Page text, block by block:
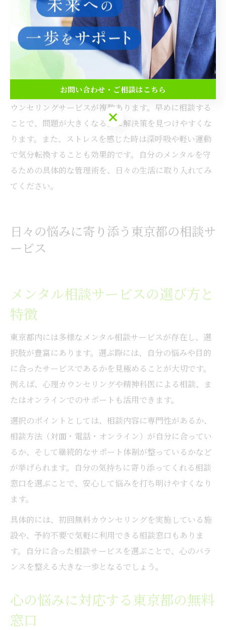
ストレスをため込まないためには、日々のメンタル管理
が欠かせません。まずは、自分のストレス発生源を知る
ことが大切です。例えば、仕事のプレッシャーや人間関
係で悩みを抱えやすい場合は、信頼できる相談相手やカ
ウンセリング窓口を活用しましょう。
東京都には無料の相談窓口やオンラインで利用できるカ
ウンセリングサービスが複数あります。早めに相談する
ことで、問題が大きくなる前に解決策を見つけやすくな
ります。また、ストレスを感じた時は深呼吸や軽い運動
で気分転換することも効果的です。自分のメンタルを守
るための具体的な管理術を、日々の生活に取り入れてみ
てください。
日々の悩みに寄り添う東京都の相談サ
ービス
メンタル相談サービスの選び方と
特徴
東京都内には多様なメンタル相談サービスが存在し、選
択肢が豊富にあります。選ぶ際には、自分の悩みや目的
に合ったサービスであるかを見極めることが大切です。
例えば、心理カウンセリングや精神科医による相談、ま
たはオンラインでのサポートも活用できます。
選択のポイントとしては、相談内容に専門性があるか、
相談方法（対面・電話・オンライン）が自分に合ってい
るか、そして継続的なサポート体制が整っているかなど
が挙げられます。自分の気持ちに寄り添ってくれる相談
窓口を選ぶことで、安心して悩みを打ち明けやすくなり
ます。
具体的には、初回無料カウンセリングを実施している施
設や、予約不要で気軽に利用できる相談窓口もありま
す。自分に合った相談サービスを選ぶことで、心のバラ
ンスを整える大きな一歩となるでしょう。
心の悩みに対応する東京都の無料
窓口
お問い合わせ・ご相談はこちら
お問い合わせ・ご相談はこちら